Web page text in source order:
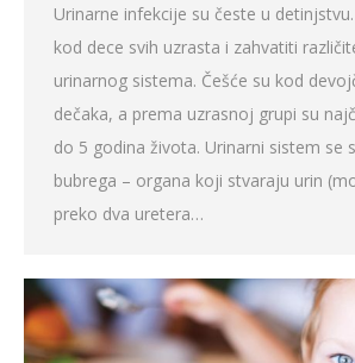
Urinarne infekcije su česte u
kod dece svih uzrasta i zahvatiti
urinarnog sistema. Češće su kod
dečaka, a prema uzrasnoj grupi su
do 5 godina života. Urinarni sistem se
bubrega – organa koji stvaraju urin
preko dva uretera…